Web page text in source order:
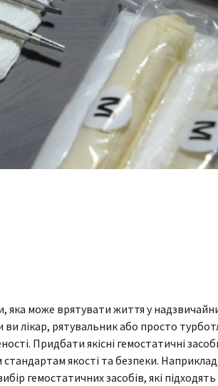
яка може врятувати життя у
ви лікар, рятувальник або просто
Придбати якісні гемостатичні
якості та безпеки.
гемостатичних засобів, які підходять